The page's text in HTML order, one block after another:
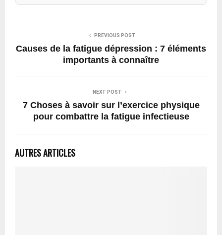
PREVIOUS POST
Causes de la fatigue dépression : 7 éléments
importants à connaître
NEXT POST
7 Choses à savoir sur l’exercice physique
pour combattre la fatigue infectieuse
AUTRES ARTICLES